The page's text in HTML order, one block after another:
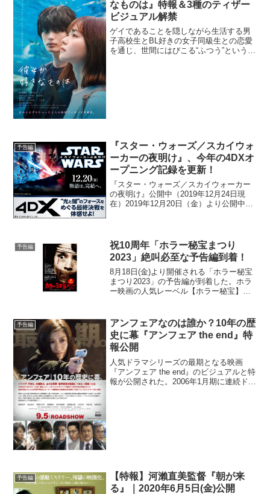
なものは』特報＆3種のティザー
ビジュアル解禁
ゲイであることを隠しながら生活する男
子高校生とBL好きの女子同級生との恋愛
を通じ、世間にはびこる“ふつう”という価
予告編
『スター・ウォーズ／スカイウォ
ーカーの夜明け』、今年の4DXオ
ープニング記録を更新！
『スター・ウォーズ／スカイウォーカー
の夜明け』公開中（2019年12月24日現
在）2019年12月20日（金）より公開中の
での...
予告編
祝10周年「ホラー秘宝まつり
2023」絶叫必至な予告編到着！
8月18日(金)より開催される「ホラー秘宝
まつり2023」の予告編が到着した。ホラ
ー映画の人気レーベル【ホラー秘宝】が
祭史上最大規模となる【全国6都市同時開
催】...
予告編
アンフェアなのは誰か？10年の歴
史に幕『アンフェア the end』特
報公開
人気ドラマシリーズの最期となる映画
『アンフェア the end』のビジュアルと特
報が公開された。2006年1月期に連続ドラ
予告編
【特報】河瀨直美監督『朝が来
る』｜2020年6月5日(金)公開